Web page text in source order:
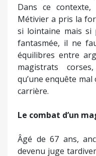
Dans ce
Métivier a pris la
si lointaine mais si
fantasmée, il ne
équilibres entre
magistrats
qu’une enquête
carrière.
Le combat d’un
Âgé de 67 ans,
devenu juge